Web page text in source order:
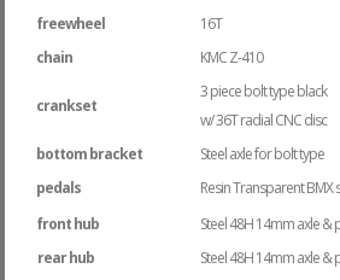
freewheel
16T
chain
KMC Z-410
crankset
3 piece bolt type black
w/ 36T radial CNC disc
bottom bracket
Steel axle for bolt type
pedals
Resin Transparent BMX
front hub
Steel 48H 14mm axle &
rear hub
Steel 48H 14mm axle &